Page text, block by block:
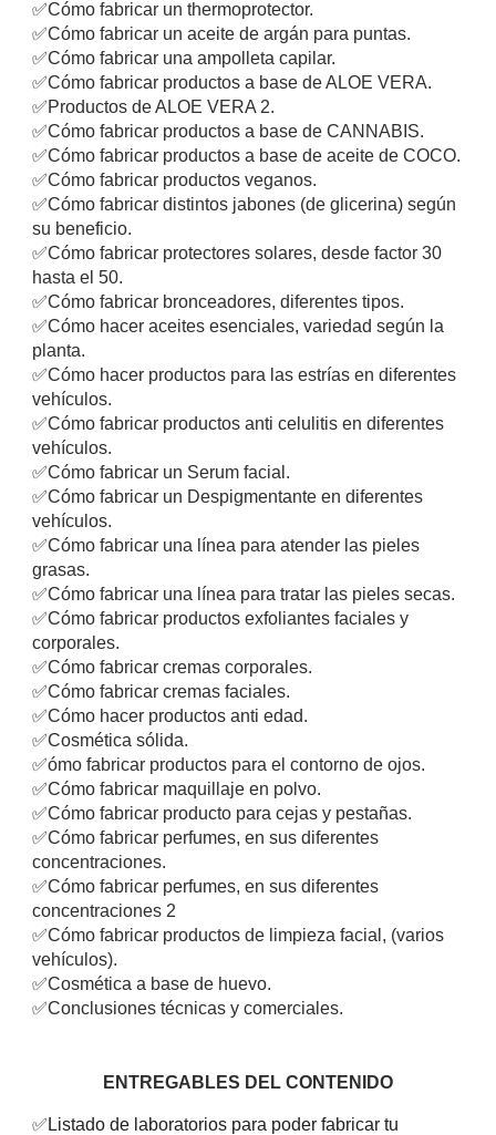
✅Cómo fabricar un thermoprotector.
✅Cómo fabricar un aceite de argán para puntas.
✅Cómo fabricar una ampolleta capilar.
✅Cómo fabricar productos a base de ALOE VERA.
✅Productos de ALOE VERA 2.
✅Cómo fabricar productos a base de CANNABIS.
✅Cómo fabricar productos a base de aceite de COCO.
✅Cómo fabricar productos veganos.
✅Cómo fabricar distintos jabones (de glicerina) según
su beneficio.
✅Cómo fabricar protectores solares, desde factor 30
hasta el 50.
✅Cómo fabricar bronceadores, diferentes tipos.
✅Cómo hacer aceites esenciales, variedad según la
planta.
✅Cómo hacer productos para las estrías en diferentes
vehículos.
✅Cómo fabricar productos anti celulitis en diferentes
vehículos.
✅Cómo fabricar un Serum facial.
✅Cómo fabricar un Despigmentante en diferentes
vehículos.
✅Cómo fabricar una línea para atender las pieles
grasas.
✅Cómo fabricar una línea para tratar las pieles secas.
✅Cómo fabricar productos exfoliantes faciales y
corporales.
✅Cómo fabricar cremas corporales.
✅Cómo fabricar cremas faciales.
✅Cómo hacer productos anti edad.
✅Cosmética sólida.
✅ómo fabricar productos para el contorno de ojos.
✅Cómo fabricar maquillaje en polvo.
✅Cómo fabricar producto para cejas y pestañas.
✅Cómo fabricar perfumes, en sus diferentes
concentraciones.
✅Cómo fabricar perfumes, en sus diferentes
concentraciones 2
✅Cómo fabricar productos de limpieza facial, (varios
vehículos).
✅Cosmética a base de huevo.
✅Conclusiones técnicas y comerciales.
ENTREGABLES DEL CONTENIDO
✅ Listado de laboratorios para poder fabricar tu